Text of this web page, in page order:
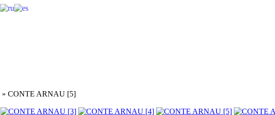
» CONTE ARNAU [5]